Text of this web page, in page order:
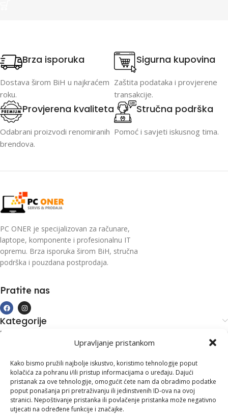
Upravljanje pristankom
Kako bismo pružili najbolje iskustvo, koristimo tehnologije poput
kolačića za pohranu i/ili pristup informacijama o uređaju. Dajući
pristanak za ove tehnologije, omogućit ćete nam da obradimo podatke
poput ponašanja pri pretraživanju ili jedinstvenih ID-ova na ovoj
stranici. Nepoštivanje pristanka ili povlačenje pristanka može negativno
utjecati na određene funkcije i značajke.
Brza isporuka
Dostava širom BiH u najkraćem
roku.
Sigurna kupovina
Zaštita podataka i provjerene
transakcije.
Provjerena kvaliteta
Odabrani proizvodi renomiranih
brendova.
Stručna podrška
Pomoć i savjeti iskusnog tima.
PC ONER je specijalizovan za računare,
laptope, komponente i profesionalnu IT
opremu. Brza isporuka širom BiH, stručna
podrška i pouzdana postprodaja.
Pratite nas
Kategorije
Kupovina i podrška
Kontakt informacije
Branilaca Bosne, 75 300 Lukavac
+387 35 555 999
info@pconer.ba